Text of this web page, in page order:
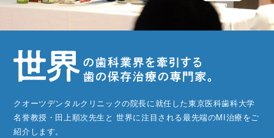
クオーツデンタルクリニックの院長に就任した東京医科歯科大学
名誉教授・田上順次先生と 世界に注目される最先端のMI治療をご
紹介します。